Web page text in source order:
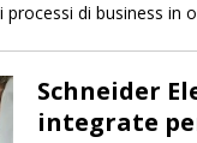
di business in
Schneider
integrate